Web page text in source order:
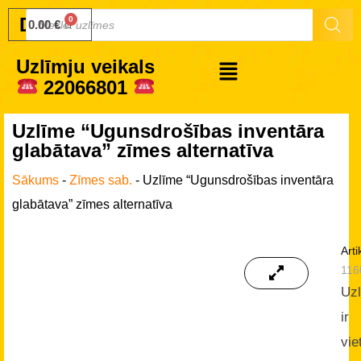
Druku.lv
0.00€
Uzlīmju veikals
22066801
Uzlīme “Ugunsdrošības inventāra
glabātava” zīmes alternatīva
Sākums - Zīmes sab. - Uzlīme “Ugunsdrošības inventāra
glabātava” zīmes alternatīva
ir